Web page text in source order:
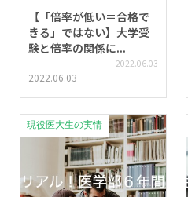
【「倍率が低い＝合格で
きる」ではない】大学受
験と倍率の関係に...
2022.06.03
2022.06.03
現役医大生の実情